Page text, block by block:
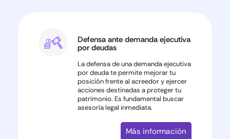
Defensa ante demanda ejecutiva
por deudas
La defensa de una demanda ejecutiva
por deuda te permite mejorar tu
posición frente al acreedor y ejercer
acciones destinadas a proteger tu
patrimonio. Es fundamental buscar
asesoría legal inmediata.
Más información